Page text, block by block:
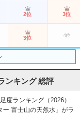
2位 3位
3位 4位
6位
10位 9位
ンキング 総評
度ランキング（2026）
富士山の天然水」がラ